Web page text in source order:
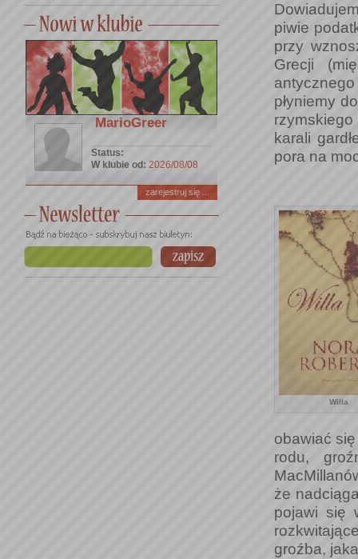
MarioGreer
Status:
W klubie od: 2026/08/08
zarejestruj się ...
piwie
przy
Grecji
płyniemy
karali
pora na
Willa
obawiać
rodu,
że
pojawi się
groźba,